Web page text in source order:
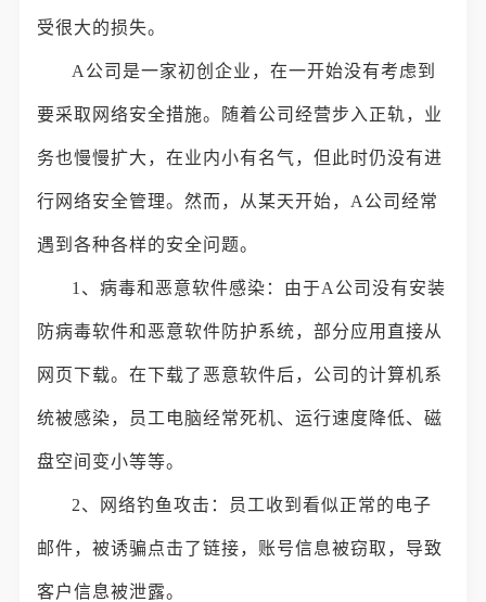
受很大的损失。
A公司是一家初创企业，在一开始没有考虑到
要采取网络安全措施。随着公司经营步入正轨，业
务也慢慢扩大，在业内小有名气，但此时仍没有进
行网络安全管理。然而，从某天开始，A公司经常
遇到各种各样的安全问题。
1、病毒和恶意软件感染：由于A公司没有安装
防病毒软件和恶意软件防护系统，部分应用直接从
网页下载。在下载了恶意软件后，公司的计算机系
统被感染，员工电脑经常死机、运行速度降低、磁
盘空间变小等等。
2、网络钓鱼攻击：员工收到看似正常的电子
邮件，被诱骗点击了链接，账号信息被窃取，导致
客户信息被泄露。